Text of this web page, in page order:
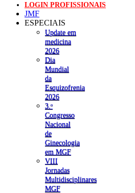
LOGIN PROFISSIONAIS
JMF
ESPECIAIS
Update em
medicina
2026
Dia
Mundial
da
Esquizofrenia
2026
3.ᵒ
Congresso
Nacional
de
Ginecologia
em MGF
VIII
Jornadas
Multidisciplinares
MGF